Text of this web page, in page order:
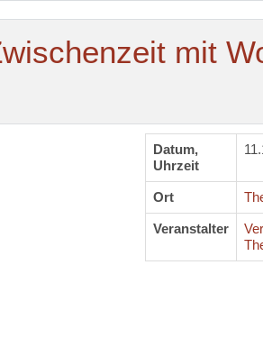
mit
Datum,
Uhrzeit
Ort
Veranstalter